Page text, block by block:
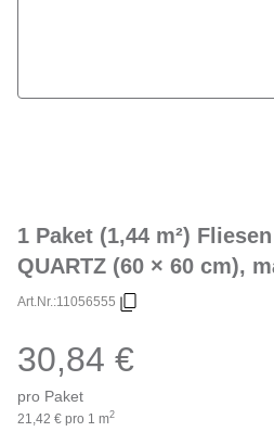
1 Paket (1,44 m²)
QUARTZ (60 × 60 cm),
Art.Nr.:11056555
30,84 €
pro Paket
21,42 € pro 1 m2